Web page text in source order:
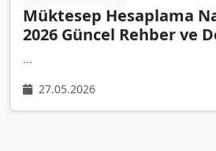
Müktesep Hesaplama
2026 Güncel Rehber ve
...
27.05.2026